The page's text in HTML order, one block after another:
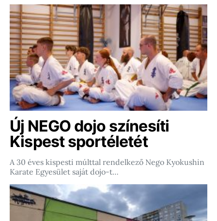
Új NEGO dojo színesíti
Kispest sportéletét
A 30 éves kispesti múlttal rendelkező Nego Kyokushin
Karate Egyesület saját dojo-t…